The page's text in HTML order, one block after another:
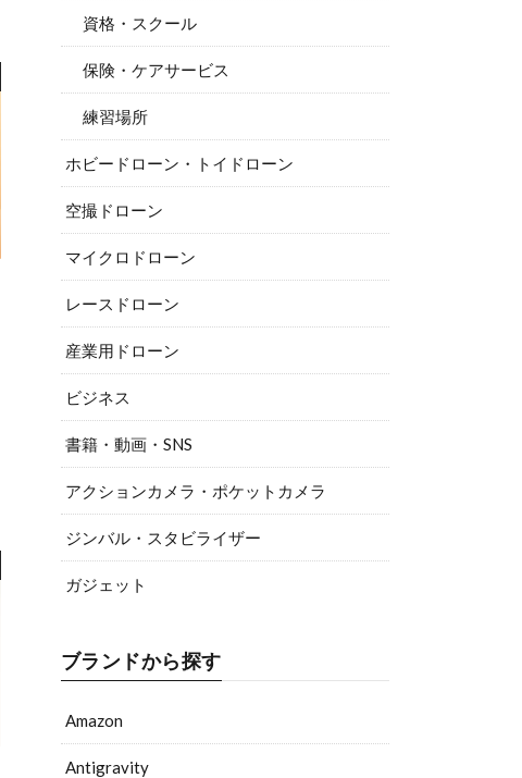
資格・スクール
保険・ケアサービス
練習場所
ホビードローン・トイドローン
空撮ドローン
マイクロドローン
レースドローン
産業用ドローン
ビジネス
書籍・動画・SNS
アクションカメラ・ポケットカメラ
ジンバル・スタビライザー
ガジェット
ブランドから探す
Amazon
Antigravity